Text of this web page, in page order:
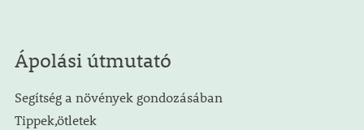
Ápolási útmutató
Segítség a növények gondozásában
Tippek,ötletek